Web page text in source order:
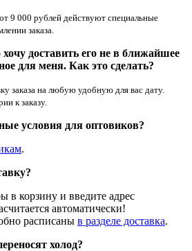
9 000 рублей действуют специальные
заказа.
доставить его не в ближайшее
для меня. Как это сделать?
заказа на любую удобную для вас дату.
к заказу.
условия для оптовиков?
.
в корзину и введите адрес
автоматически!
расписаны в разделе доставка.
холод?